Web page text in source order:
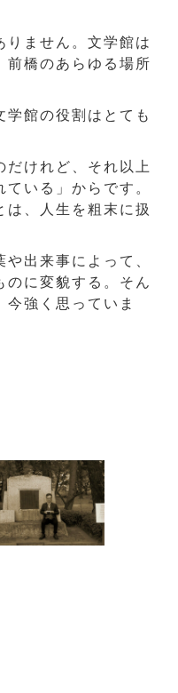
ません。文学館は
前橋のあらゆる場所
館の役割はとても
けれど、それ以上
いる」からです。
、人生を粗末に扱
出来事によって、
のに変貌する。そん
強く思っていま